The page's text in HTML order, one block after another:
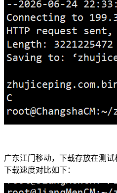
广东江门移动，下载存放在测试
下载速度对比如下：